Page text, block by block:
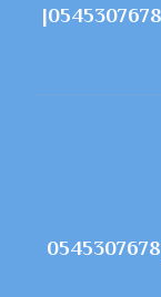
شركة مكافحة الحمام في العين |0545307678|